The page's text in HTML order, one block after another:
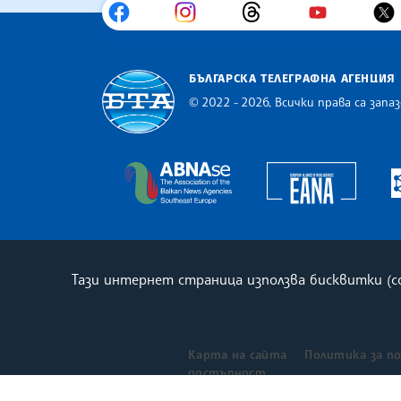
БЪЛГАРСКА ТЕЛЕГРАФНА АГЕНЦИЯ
© 2022 - 2026, Всички права са
The Assocoation of the
Карта на сайта
Политика за
достъпност
Тази интернет страница използва бисквитки